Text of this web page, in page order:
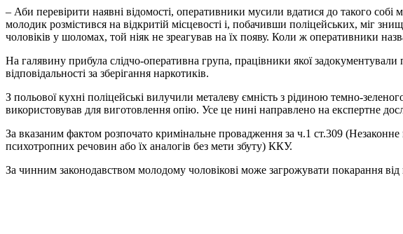
– Аби перевірити наявні відомості, оперативники мусили вдатися до такого
молодик розмістився на відкритій місцевості і, побачивши поліцейських, міг
чоловіків у шоломах, той ніяк не зреагував на їх появу. Коли ж оперативники
На галявину прибула слідчо-оперативна група, працівники якої
відповідальності за зберігання наркотиків.
З польової кухні поліцейські вилучили металеву ємність з рідиною темно-
використовував для виготовлення опію. Усе це нині направлено на експертне
За вказаним фактом розпочато кримінальне провадження за ч.1 ст.309
психотропних речовин або їх аналогів без мети збуту) ККУ.
За чинним законодавством молодому чоловікові може загрожувати покарання